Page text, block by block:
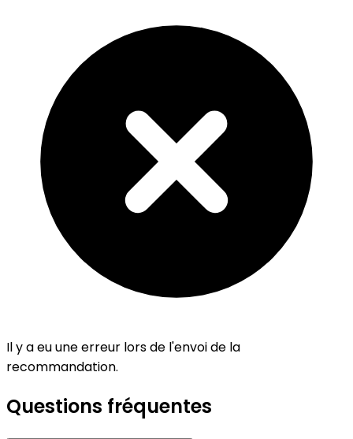
Il y a eu une erreur lors de l'envoi de la
recommandation.
Questions fréquentes